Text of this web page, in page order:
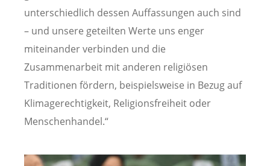
unterschiedlich dessen Auffassungen auch sind
– und unsere geteilten Werte uns enger
miteinander verbinden und die
Zusammenarbeit mit anderen religiösen
Traditionen fördern, beispielsweise in Bezug auf
Klimagerechtigkeit, Religionsfreiheit oder
Menschenhandel.“
Image